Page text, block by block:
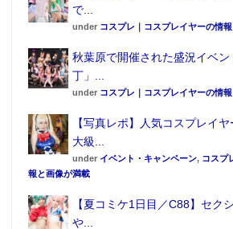
で...
under コスプレ｜コスプレイヤーの情
秋葉原で開催された盛況イベ
丁」...
under コスプレ｜コスプレイヤーの情
【写真レポ】人気コスプレイ
大級...
under イベント・キャンペーン, コスプ
報と画像が満載
【夏コミケ1日目／C88】セク
や...